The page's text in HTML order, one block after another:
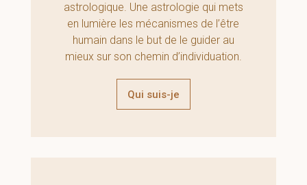
astrologique. Une astrologie qui mets
en lumière les mécanismes de l’être
humain dans le but de le guider au
mieux sur son chemin d’individuation.
Qui suis-je